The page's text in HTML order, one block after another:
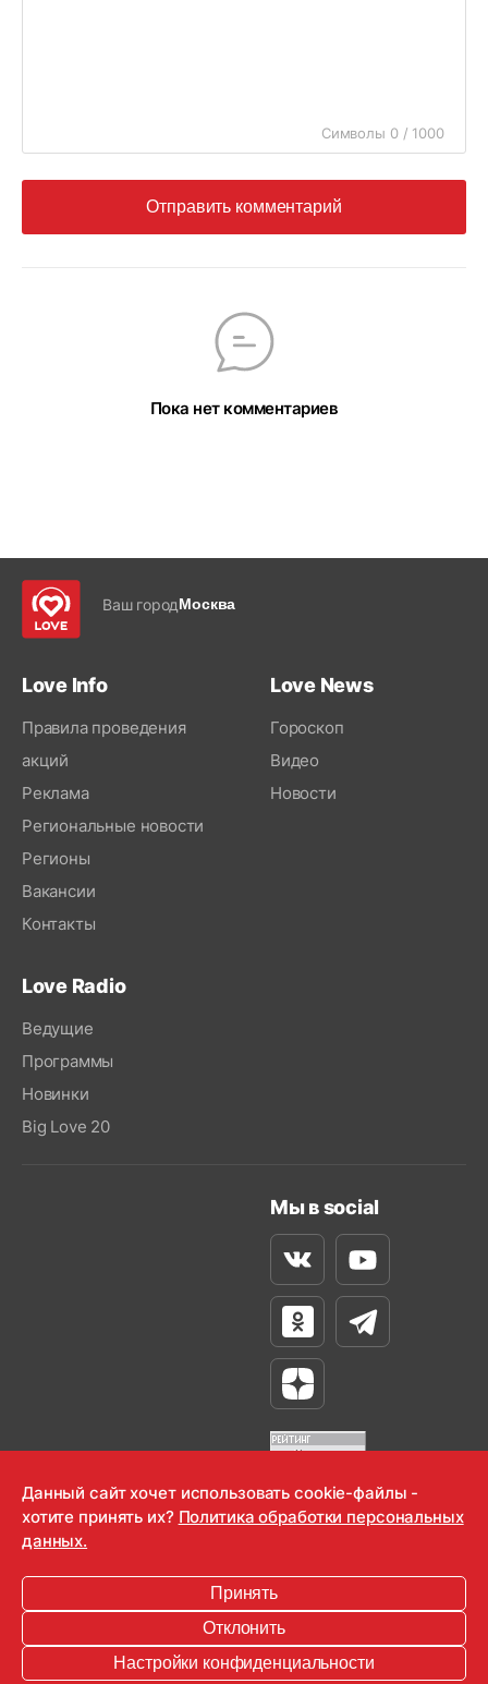
Символы 0 / 1000
Отправить комментарий
Пока нет комментариев
Ваш городМосква
Love Info
Правила проведения
акций
Реклама
Региональные новости
Регионы
Вакансии
Контакты
Love News
Гороскоп
Видео
Новости
Love Radio
Ведущие
Программы
Новинки
Big Love 20
Мы в social
ВконтактеYoutube
Одноклассники
Телеграм
Яндекс Дзен
OOO "Радио-Любовь" 2000-2026
Информация для правообладателей
Данный сайт хочет использовать cookie-файлы -
хотите принять их? Политика обработки персональных
данных.
Принять
Отклонить
Настройки конфиденциальности